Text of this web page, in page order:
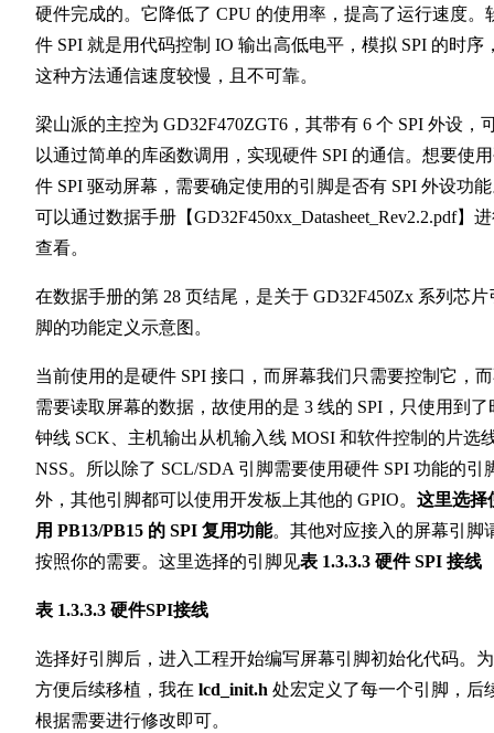
硬件完成的。它降低了 CPU 的使用率，提高了运行速度。
件 SPI 就是用代码控制 IO 输出高低电平，模拟 SPI 的时序
这种方法通信速度较慢，且不可靠。
梁山派的主控为 GD32F470ZGT6，其带有 6 个 SPI 外设，
以通过简单的库函数调用，实现硬件 SPI 的通信。想要使
件 SPI 驱动屏幕，需要确定使用的引脚是否有 SPI 外设功
可以通过数据手册【GD32F450xx_Datasheet_Rev2.2.pdf】
查看。
在数据手册的第 28 页结尾，是关于 GD32F450Zx 系列芯片
脚的功能定义示意图。
当前使用的是硬件 SPI 接口，而屏幕我们只需要控制它，
需要读取屏幕的数据，故使用的是 3 线的 SPI，只使用到了
钟线 SCK、主机输出从机输入线 MOSI 和软件控制的片选
NSS。所以除了 SCL/SDA 引脚需要使用硬件 SPI 功能的引
外，其他引脚都可以使用开发板上其他的 GPIO。 这里选择
用 PB13/PB15 的 SPI 复用功能。其他对应接入的屏幕引脚
按照你的需要。这里选择的引脚见表 1.3.3.3 硬件 SPI 接线
表 1.3.3.3 硬件SPI接线
选择好引脚后，进入工程开始编写屏幕引脚初始化代码。
方便后续移植，我在 lcd_init.h 处宏定义了每一个引脚，后
根据需要进行修改即可。